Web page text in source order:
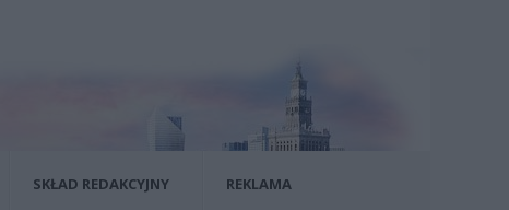
SKŁAD REDAKCYJNY REKLAMA